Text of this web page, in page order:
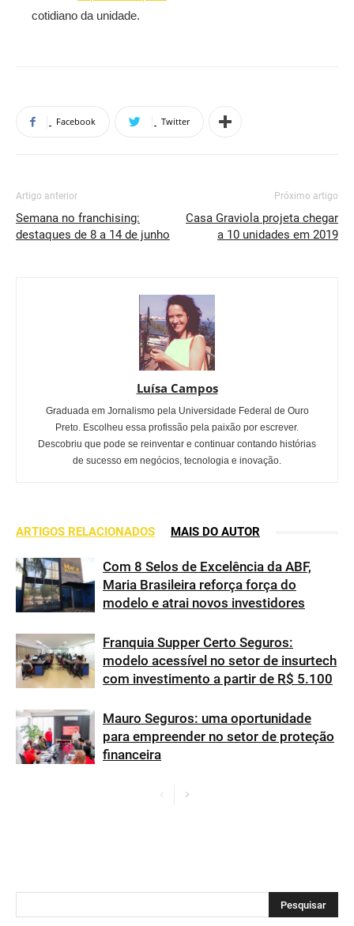
cotidiano da unidade.
Facebook Twitter
Artigo anterior
Semana no franchising:
destaques de 8 a 14 de junho
Próximo artigo
Casa Graviola projeta chegar
a 10 unidades em 2019
Luísa Campos
Graduada em Jornalismo pela Universidade Federal de Ouro
Preto. Escolheu essa profissão pela paixão por escrever.
Descobriu que pode se reinventar e continuar contando histórias
de sucesso em negócios, tecnologia e inovação.
ARTIGOS RELACIONADOS MAIS DO AUTOR
Com 8 Selos de Excelência da ABF,
Maria Brasileira reforça força do
modelo e atrai novos investidores
Franquia Supper Certo Seguros:
modelo acessível no setor de insurtech
com investimento a partir de R$ 5.100
Mauro Seguros: uma oportunidade
para empreender no setor de proteção
financeira